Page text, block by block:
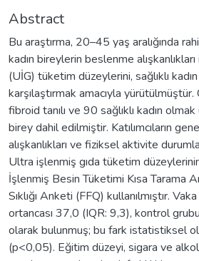
Abstract
Bu araştırma, 20–45 yaş aralığında
kadın bireylerin beslenme
(UİG) tüketim düzeylerini, sağlıklı
karşılaştırmak amacıyla
fibroid tanılı ve 90 sağlıklı kadın
birey dahil edilmiştir. Katılımcıların
alışkanlıkları ve fiziksel aktivite
Ultra işlenmiş gıda tüketim
İşlenmiş Besin Tüketimi Kısa Tarama
Sıklığı Anketi (FFQ) kullanılmıştır.
ortancası 37,0 (IQR: 9,3), kontrol
olarak bulunmuş; bu fark istatistiksel
(p<0,05). Eğitim düzeyi, sigara ve alkol